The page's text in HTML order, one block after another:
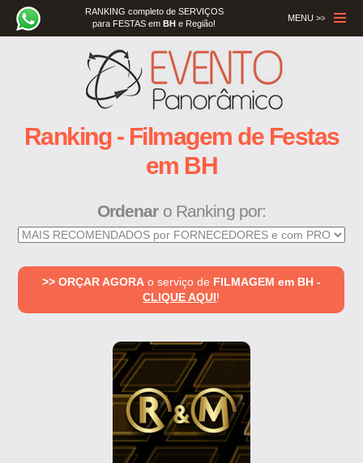
RANKING completo de SERVIÇOS
para FESTAS em BH e Região!
MENU >>
Ranking - Filmagem de Festas
em BH
Ordenaro Ranking por:
>> ORÇAR AGORAo serviço de FILMAGEM em BH -
CLIQUE AQUI!